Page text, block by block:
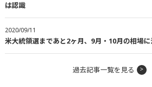
は認識
2020/09/11
米大統領選まであと2ヶ月、9月・10月の相場
過去記事一覧を見る